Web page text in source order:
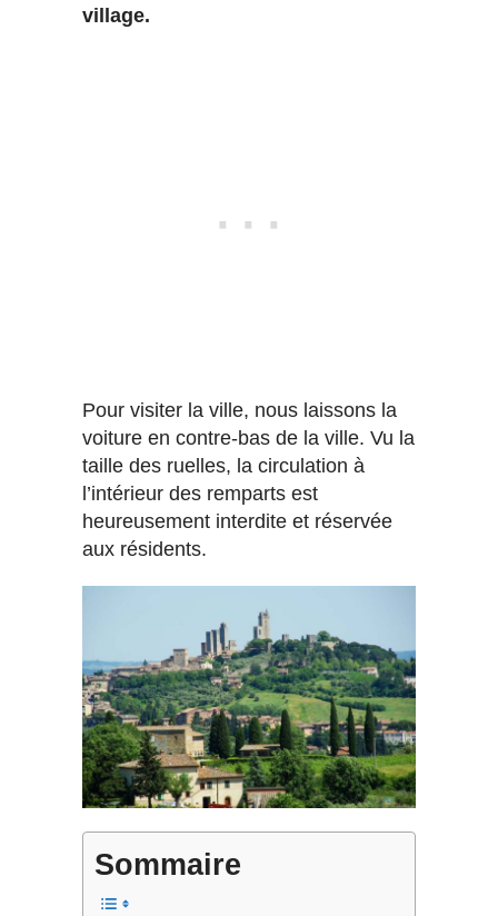
village.
Pour visiter la ville, nous laissons la
voiture en contre-bas de la ville. Vu la
taille des ruelles, la circulation à
l’intérieur des remparts est
heureusement interdite et réservée
aux résidents.
Sommaire